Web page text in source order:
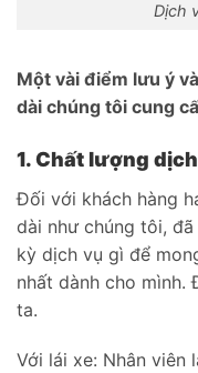
Dịch
Một vài điểm lưu ý
dài chúng tôi cung
1. Chất lượng
Đối với khách hàng
dài như chúng tôi,
kỳ dịch vụ gì để
nhất dành cho mình.
ta.
Với lái xe: Nhân viên